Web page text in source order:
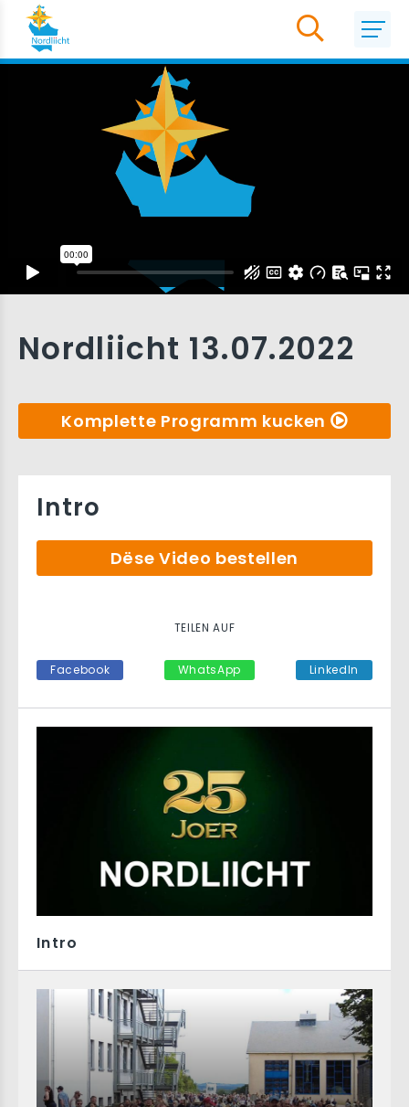
Nordliicht 13.07.2022
Komplette Programm kucken
Intro
Intro
Dëse Video bestellen
TEILEN AUF
Facebook WhatsApp LinkedIn